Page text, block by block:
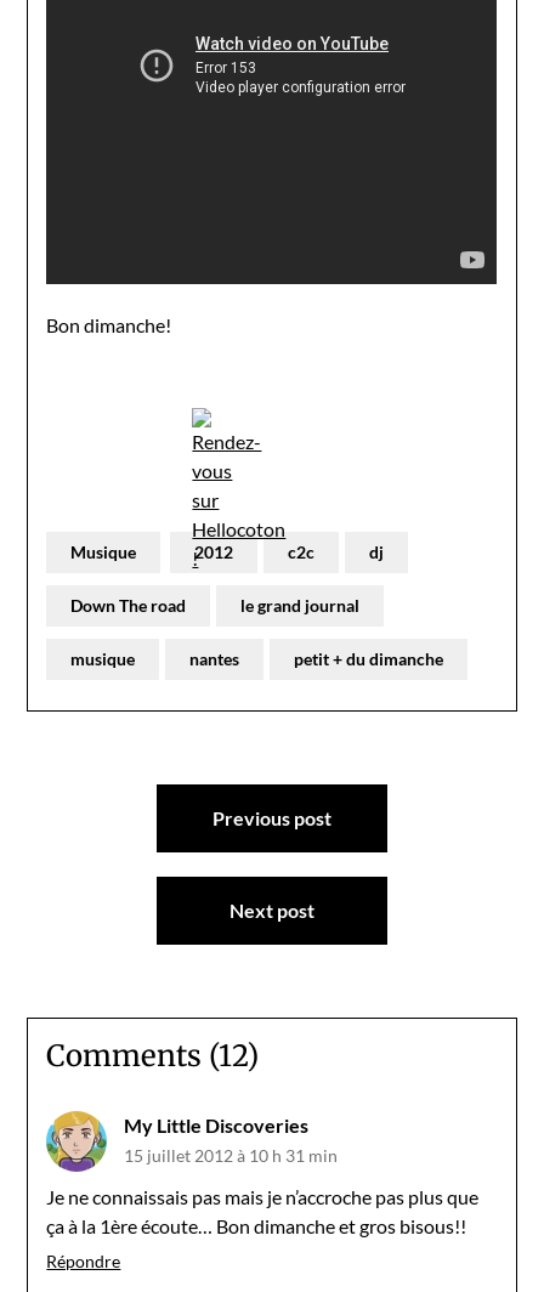
Bon dimanche!
Musique 2012 c2c dj
Down The road le grand journal
musique nantes petit + du dimanche
Navigation
Previous post
Next post
Comments (12)
My Little Discoveries
15 juillet 2012 à 10 h 31 min
Je ne connaissais pas mais je n’accroche pas plus que
ça à la 1ère écoute… Bon dimanche et gros bisous!!
Répondre